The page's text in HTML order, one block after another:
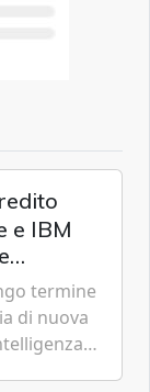
e IBM
termine
di nuova